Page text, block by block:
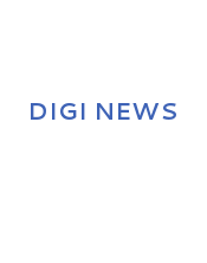
DIGI NEWS